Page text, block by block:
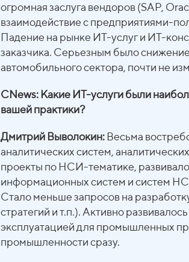
огромная заслуга вендоров (SAP,
взаимодействие с предприятиями-
Падение на рынке ИТ-услуг и ИТ-
заказчика. Серьезным было
автомобильного сектора, почти не
CNews: Какие ИТ-услуги были
вашей практики?
Дмитрий Выволокин: Весьма
аналитических систем,
проекты по НСИ-тематике,
информационных систем и систем
Стало меньше запросов на
стратегий и т.п.). Активно
эксплуатацией для промышленных
промышленности сразу.